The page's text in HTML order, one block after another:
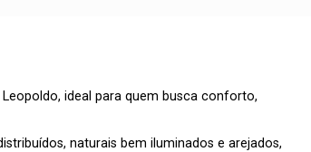
ideal para quem busca conforto,
naturais bem iluminados e arejados,